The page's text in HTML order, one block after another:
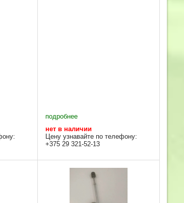
подробнее
нет в наличии
Цену узнавайте по телефону:
+375 29 321-52-13